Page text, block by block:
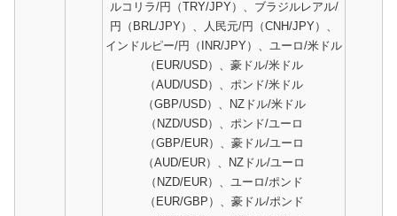
ルコリラ/円（TRY/JPY）、ブラジルレアル/
円（BRL/JPY）、人民元/円（CNH/JPY）、
インドルピー/円（INR/JPY）、ユーロ/米ドル
（EUR/USD）、豪ドル/米ドル
（AUD/USD）、ポンド/米ドル
（GBP/USD）、NZドル/米ドル
（NZD/USD）、ポンド/ユーロ
（GBP/EUR）、豪ドル/ユーロ
（AUD/EUR）、NZドル/ユーロ
（NZD/EUR）、ユーロ/ポンド
（EUR/GBP）、豪ドル/ポンド